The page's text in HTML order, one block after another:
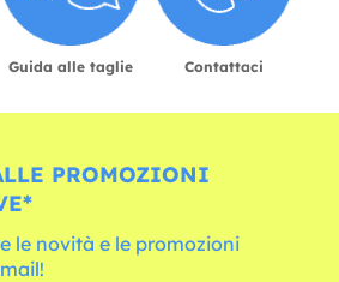
Guida alle taglie Contattaci
PROMOZIONI
le novità e le promozioni